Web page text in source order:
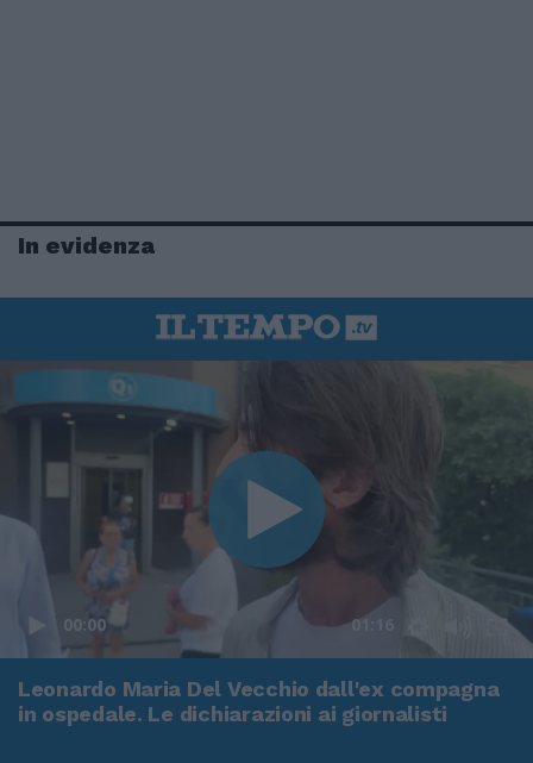
In evidenza
00:00 01:16
Leonardo Maria Del Vecchio dall'ex compagna
in ospedale. Le dichiarazioni ai giornalisti